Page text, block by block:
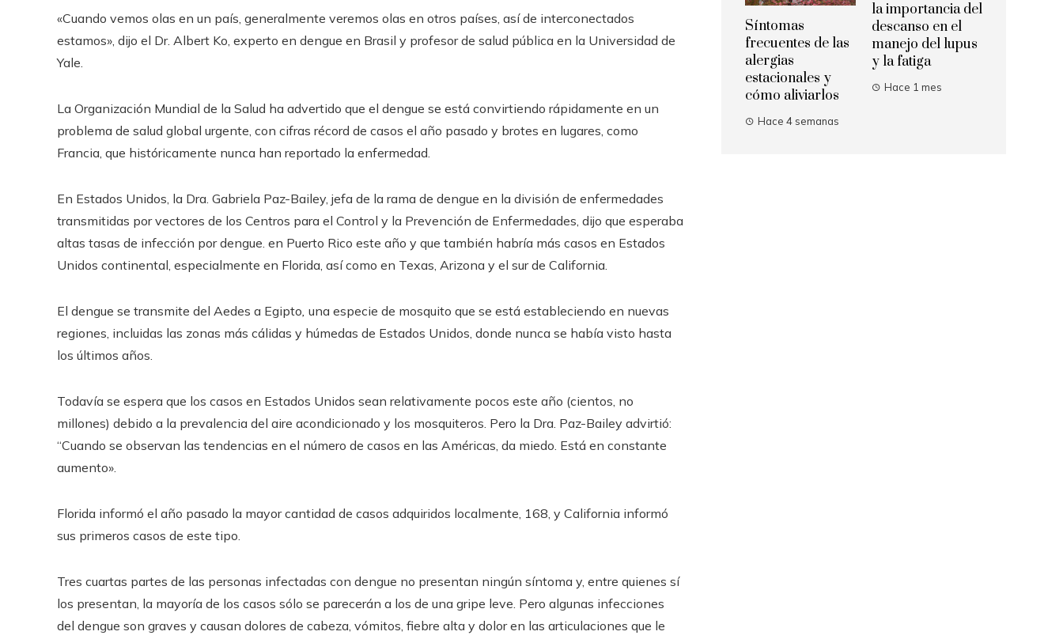
«Cuando vemos olas en un país, generalmente veremos olas en otros países, así de interconectados
estamos», dijo el Dr. Albert Ko, experto en dengue en Brasil y profesor de salud pública en la Universidad de
Yale.
La Organización Mundial de la Salud ha advertido que el dengue se está convirtiendo rápidamente en un
problema de salud global urgente, con cifras récord de casos el año pasado y brotes en lugares, como
Francia, que históricamente nunca han reportado la enfermedad.
En Estados Unidos, la Dra. Gabriela Paz-Bailey, jefa de la rama de dengue en la división de enfermedades
transmitidas por vectores de los Centros para el Control y la Prevención de Enfermedades, dijo que esperaba
altas tasas de infección por dengue. en Puerto Rico este año y que también habría más casos en Estados
Unidos continental, especialmente en Florida, así como en Texas, Arizona y el sur de California.
El dengue se transmite del Aedes a Egipto, una especie de mosquito que se está estableciendo en nuevas
regiones, incluidas las zonas más cálidas y húmedas de Estados Unidos, donde nunca se había visto hasta
los últimos años.
Todavía se espera que los casos en Estados Unidos sean relativamente pocos este año (cientos, no
millones) debido a la prevalencia del aire acondicionado y los mosquiteros. Pero la Dra. Paz-Bailey advirtió:
“Cuando se observan las tendencias en el número de casos en las Américas, da miedo. Está en constante
aumento».
Florida informó el año pasado la mayor cantidad de casos adquiridos localmente, 168, y California informó
sus primeros casos de este tipo.
Tres cuartas partes de las personas infectadas con dengue no presentan ningún síntoma y, entre quienes sí
los presentan, la mayoría de los casos sólo se parecerán a los de una gripe leve. Pero algunas infecciones
del dengue son graves y causan dolores de cabeza, vómitos, fiebre alta y dolor en las articulaciones que le
Síntomas
frecuentes de las
alergias
estacionales y
cómo aliviarlos
Hace 4 semanas
la importancia del
descanso en el
manejo del lupus
y la fatiga
Hace 1 mes